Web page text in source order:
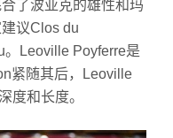
了波亚克的雄性和玛
议Clos du
。Leoville Poyferre是
紧随其后，Leoville
度和长度。